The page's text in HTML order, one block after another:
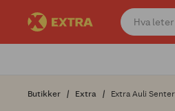
Butikker Extra Extra Auli Senter